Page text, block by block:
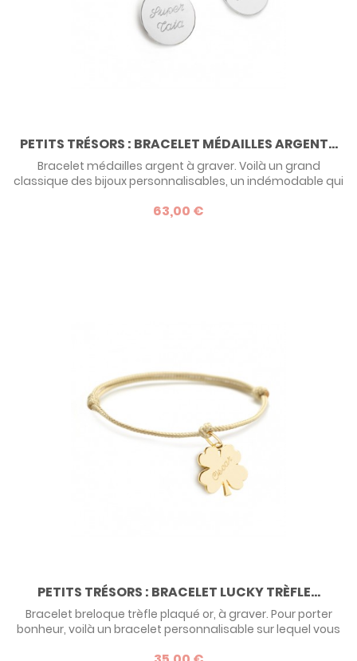
PETITS TRÉSORS : BRACELET MÉDAILLES ARGENT...
Bracelet médailles argent à graver. Voilà un grand
classique des bijoux personnalisables, un indémodable qui
2, 3, 4, 5... jusqu'à 6 médailles : c'est vous qui choisissez le
63,00 €
PETITS TRÉSORS : BRACELET LUCKY TRÈFLE...
Bracelet breloque trèfle plaqué or, à graver. Pour porter
bonheur, voilà un bracelet personnalisable sur lequel vous